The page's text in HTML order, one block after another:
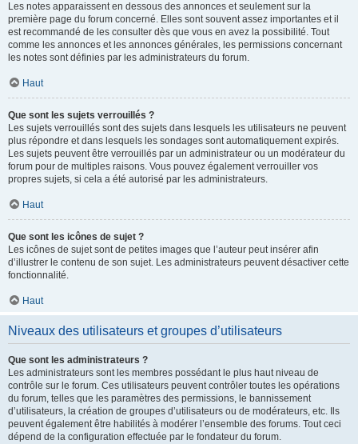
Les notes apparaissent en dessous des annonces et seulement sur la
première page du forum concerné. Elles sont souvent assez importantes et il
est recommandé de les consulter dès que vous en avez la possibilité. Tout
comme les annonces et les annonces générales, les permissions concernant
les notes sont définies par les administrateurs du forum.
Haut
Que sont les sujets verrouillés ?
Les sujets verrouillés sont des sujets dans lesquels les utilisateurs ne peuvent
plus répondre et dans lesquels les sondages sont automatiquement expirés.
Les sujets peuvent être verrouillés par un administrateur ou un modérateur du
forum pour de multiples raisons. Vous pouvez également verrouiller vos
propres sujets, si cela a été autorisé par les administrateurs.
Haut
Que sont les icônes de sujet ?
Les icônes de sujet sont de petites images que l’auteur peut insérer afin
d’illustrer le contenu de son sujet. Les administrateurs peuvent désactiver cette
fonctionnalité.
Haut
Niveaux des utilisateurs et groupes d’utilisateurs
Que sont les administrateurs ?
Les administrateurs sont les membres possédant le plus haut niveau de
contrôle sur le forum. Ces utilisateurs peuvent contrôler toutes les opérations
du forum, telles que les paramètres des permissions, le bannissement
d’utilisateurs, la création de groupes d’utilisateurs ou de modérateurs, etc. Ils
peuvent également être habilités à modérer l’ensemble des forums. Tout ceci
dépend de la configuration effectuée par le fondateur du forum.